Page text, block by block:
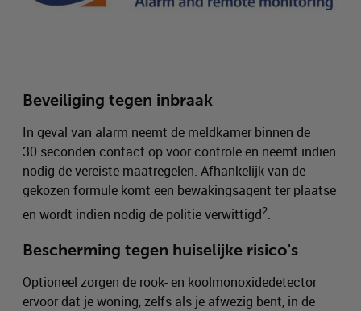
Beveiliging tegen inbraak
In geval van alarm neemt de meldkamer binnen de
30 seconden contact op voor controle en neemt indien
nodig de vereiste maatregelen. Afhankelijk van de
gekozen formule komt een bewakingsagent ter plaatse
en wordt indien nodig de politie verwittigd2.
Bescherming tegen huiselijke risico's
Optioneel zorgen de rook- en koolmonoxidedetector
ervoor dat je woning, zelfs als je afwezig bent, in de